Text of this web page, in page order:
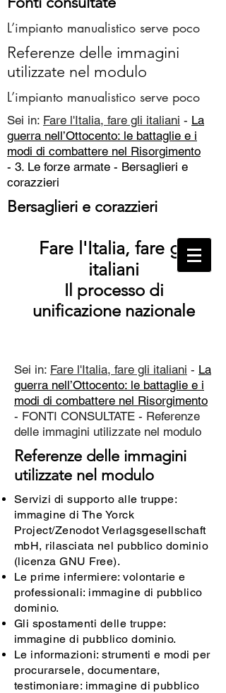
L’impianto manualistico serve poco
Referenze delle immagini
utilizzate nel modulo
L’impianto manualistico serve poco
Sei in: Fare l'Italia, fare gli italiani - La
guerra nell’Ottocento: le battaglie e i
modi di combattere nel Risorgimento
- 3. Le forze armate - Bersaglieri e
corazzieri
Bersaglieri e corazzieri
Fare l'Italia, fare gli
italiani
Il processo di
unificazione nazionale
Sei in: Fare l'Italia, fare gli italiani - La
guerra nell’Ottocento: le battaglie e i
modi di combattere nel Risorgimento
- FONTI CONSULTATE - Referenze
delle immagini utilizzate nel modulo
Referenze delle immagini
utilizzate nel modulo
Servizi di supporto alle truppe:
immagine di The Yorck
Project/Zenodot Verlagsgesellschaft
mbH, rilasciata nel pubblico dominio
(licenza GNU Free).
Le prime infermiere: volontarie e
professionali: immagine di pubblico
dominio.
Gli spostamenti delle truppe:
immagine di pubblico dominio.
Le informazioni: strumenti e modi per
procurarsele, documentare,
testimoniare: immagine di pubblico